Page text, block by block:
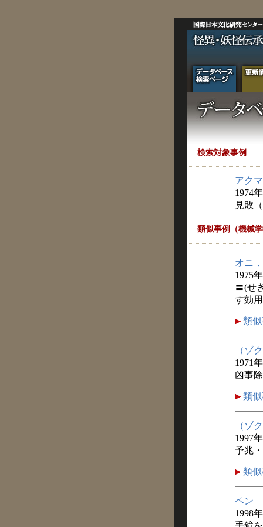
検索対象事例
アク
1974年
見敗
類似事例（機械学
オニ
1975年
〓(せ
す効
類似
（ゾ
1971
凶事
類似
（ゾ
1997
予兆
類似
ペン
1998